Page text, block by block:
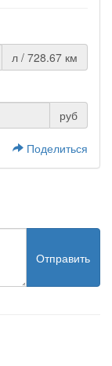
л / 728.67 км
руб
Поделиться
Отправить